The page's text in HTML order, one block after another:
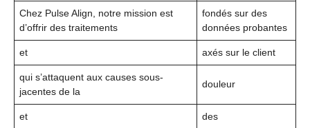
Chez Pulse Align, notre mission est
d’offrir des traitements
fondés sur des
données probantes
et axés sur le client
qui s’attaquent aux causes sous-
jacentes de la
douleur
et des